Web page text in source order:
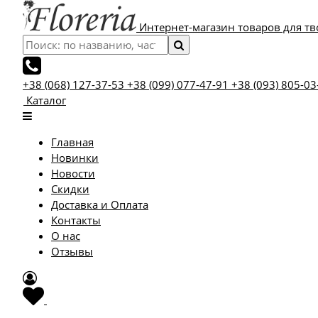
Интернет-магазин товаров для
+38 (068) 127-37-53 +38 (099) 077-47-91 +38 (093) 805-
Каталог
Главная
Новинки
Новости
Скидки
Доставка и Оплата
Контакты
О нас
Отзывы